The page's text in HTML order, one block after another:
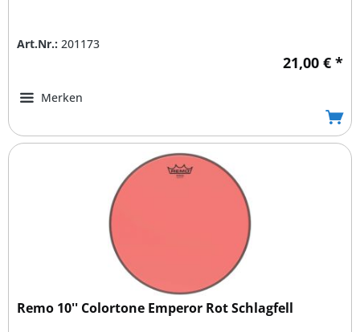
Art.Nr.: 201173
21,00 € *
Merken
Remo 10'' Colortone Emperor Rot Schlagfell